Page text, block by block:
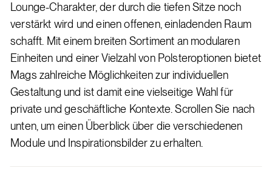
Lounge-Charakter, der durch die tiefen Sitze noch
verstärkt wird und einen offenen, einladenden Raum
schafft. Mit einem breiten Sortiment an modularen
Einheiten und einer Vielzahl von Polsteroptionen bietet
Mags zahlreiche Möglichkeiten zur individuellen
Gestaltung und ist damit eine vielseitige Wahl für
private und geschäftliche Kontexte. Scrollen Sie nach
unten, um einen Überblick über die verschiedenen
Module und Inspirationsbilder zu erhalten.